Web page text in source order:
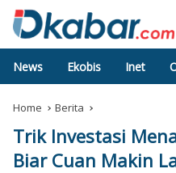
News Ekobis Inet
Home Berita
Trik Investasi
Biar Cuan Makin